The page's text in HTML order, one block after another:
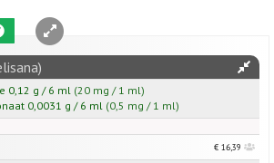
0,12 g / 6 ml (20 mg / 1 ml)
0,0031 g / 6 ml (0,5 mg / 1 ml)
€ 16,39